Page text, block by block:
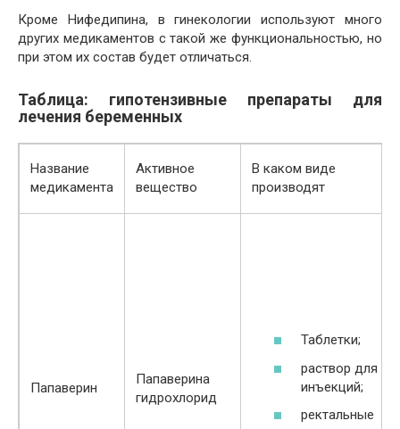
Кроме Нифедипина, в гинекологии используют много
других медикаментов с такой же функциональностью, но
при этом их состав будет отличаться.
Таблица: гипотензивные препараты для
лечения беременных
Название
медикамента
Активное
вещество
В каком виде
производят
Папаверин
Папаверина
гидрохлорид
Таблетки;
раствор для
инъекций;
ректальные